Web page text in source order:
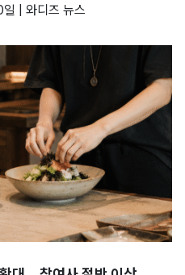
와디즈 뉴스